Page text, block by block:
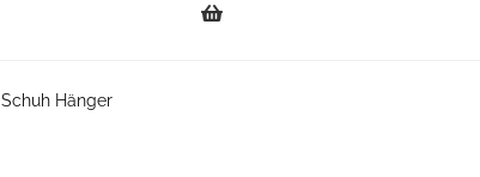
Schuh Hänger